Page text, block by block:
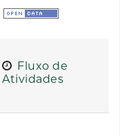
Fluxo de
Atividades